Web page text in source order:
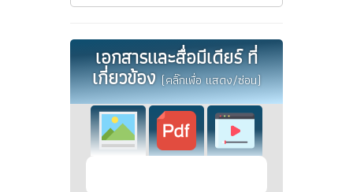
เอกสารและสื่อมีเดียร์ ที่
เกี่ยวข้อง(คลิ๊กเพื่อ แสดง/ซ่อน)